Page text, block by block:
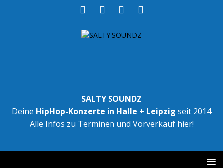
SALTY SOUNDZ
Deine HipHop-Konzerte in Halle + Leipzig seit 2014
Alle Infos zu Terminen und Vorverkauf hier!